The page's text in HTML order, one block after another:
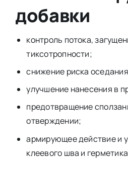
добавки
контроль потока,
тиксотропности;
снижение риска
улучшение нанесения в
предотвращение
отверждении;
армирующее действие и
клеевого шва и